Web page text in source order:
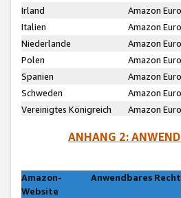
Irland
Amazon
Italien
Amazon
Niederlande
Amazon
Polen
Amazon
Spanien
Amazon
Schweden
Amazon
Vereinigtes Königreich
Amazon
ANHANG 2:
Amazon-
Website
Anwendbares